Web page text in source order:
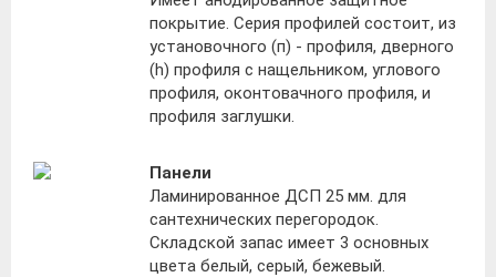
покрытие. Серия профилей состоит, из
установочного (п) - профиля, дверного
(h) профиля с нащельником, углового
профиля, оконтовачного профиля, и
профиля заглушки.
Панели
Ламинированное ДСП 25 мм. для
сантехнических перегородок.
Складской запас имеет 3 основных
цвета белый, серый, бежевый.